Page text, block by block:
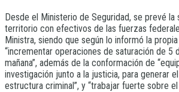
Desde el Ministerio de Seguridad, se prevé la
territorio con efectivos de las fuerzas
Ministra, siendo que según lo informó la
“incrementar operaciones de saturación de 5
mañana”, además de la conformación de
investigación junto a la justicia, para generar
estructura criminal”, y “trabajar fuerte sobre el